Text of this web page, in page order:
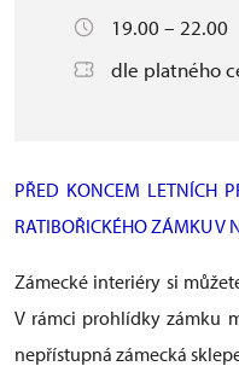
19.00 – 22.00
dle platného
PŘED KONCEM LETNÍCH
RATIBOŘICKÉHO ZÁMKU V
Zámecké interiéry si
V rámci prohlídky zámku
nepřístupná zámecká